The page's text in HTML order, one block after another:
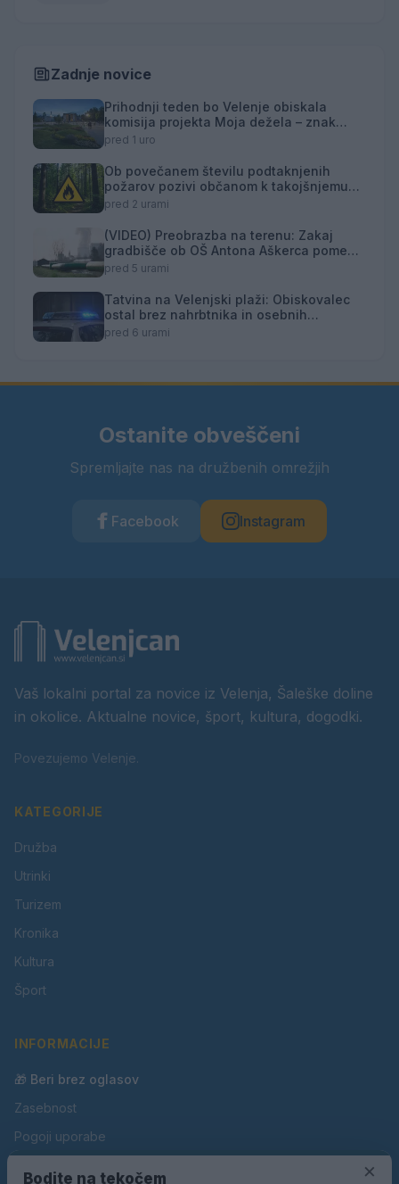
Zadnje novice
Prihodnji teden bo Velenje obiskala
komisija projekta Moja dežela – znak
gostoljubnosti
pred 1 uro
Ob povečanem številu podtaknjenih
požarov pozivi občanom k takojšnjemu
obveščanju policije
pred 2 urami
(VIDEO) Preobrazba na terenu: Zakaj
gradbišče ob OŠ Antona Aškerca pomeni
naložbo v prihodnost?
pred 5 urami
Tatvina na Velenjski plaži: Obiskovalec
ostal brez nahrbtnika in osebnih
predmetov
pred 6 urami
Ostanite obveščeni
Spremljajte nas na družbenih omrežjih
Facebook Instagram
Vaš lokalni portal za novice iz Velenja, Šaleške doline
in okolice. Aktualne novice, šport, kultura, dogodki.
Povezujemo Velenje.
KATEGORIJE
Družba
Utrinki
Turizem
Kronika
Kultura
Šport
INFORMACIJE
🎁 Beri brez oglasov
Zasebnost
Pogoji uporabe
×
Bodite na tekočem